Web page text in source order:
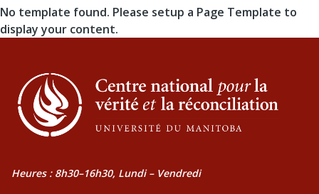
No template found. Please setup a Page Template to
display your content.
Heures : 8h30–16h30, Lundi – Vendredi